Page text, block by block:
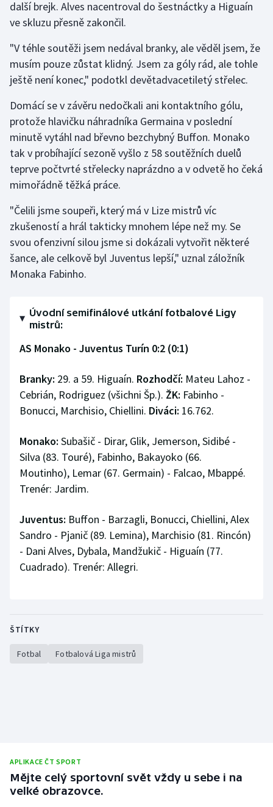
Stolní tenis
Veslování
Volejbal
Ostatní
další brejk. Alves nacentroval do šestnáctky a Higuaín
ve skluzu přesně zakončil.
"V téhle soutěži jsem nedával branky, ale věděl jsem, že
musím pouze zůstat klidný. Jsem za góly rád, ale tohle
ještě není konec," podotkl devětadvacetiletý střelec.
Domácí se v závěru nedočkali ani kontaktního gólu,
protože hlavičku náhradníka Germaina v poslední
minutě vytáhl nad břevno bezchybný Buffon. Monako
tak v probíhající sezoně vyšlo z 58 soutěžních duelů
teprve počtvrté střelecky naprázdno a v odvetě ho čeká
mimořádně těžká práce.
"Čelili jsme soupeři, který má v Lize mistrů víc
zkušeností a hrál takticky mnohem lépe než my. Se
svou ofenzivní silou jsme si dokázali vytvořit některé
šance, ale celkově byl Juventus lepší," uznal záložník
Monaka Fabinho.
Úvodní semifinálové utkání fotbalové Ligy
mistrů:
AS Monako - Juventus Turín 0:2 (0:1)
Branky: 29. a 59. Higuaín. Rozhodčí: Mateu Lahoz -
Cebrián, Rodriguez (všichni Šp.). ŽK: Fabinho -
Bonucci, Marchisio, Chiellini. Diváci: 16.762.
Monako: Subašič - Dirar, Glik, Jemerson, Sidibé -
Silva (83. Touré), Fabinho, Bakayoko (66.
Moutinho), Lemar (67. Germain) - Falcao, Mbappé.
Trenér: Jardim.
Juventus: Buffon - Barzagli, Bonucci, Chiellini, Alex
Sandro - Pjanič (89. Lemina), Marchisio (81. Rincón)
- Dani Alves, Dybala, Mandžukič - Higuaín (77.
Cuadrado). Trenér: Allegri.
ŠTÍTKY
Fotbal Fotbalová Liga mistrů
APLIKACE ČT SPORT
Mějte celý sportovní svět vždy u sebe i na
velké obrazovce.